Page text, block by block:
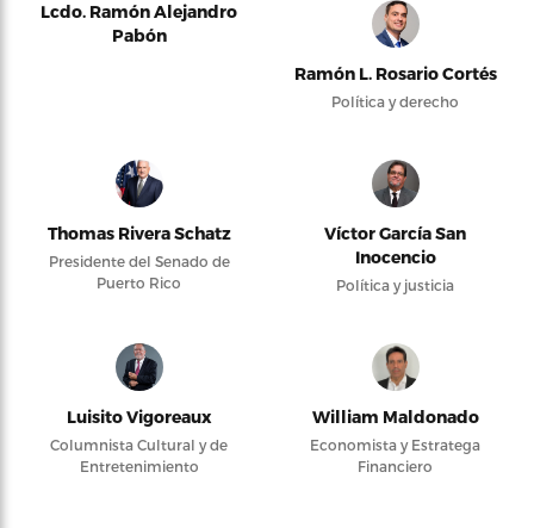
Lcdo. Ramón Alejandro
Pabón
Ramón L. Rosario Cortés
Política y derecho
Thomas Rivera Schatz
Presidente del Senado de
Puerto Rico
Víctor García San
Inocencio
Política y justicia
Luisito Vigoreaux
Columnista Cultural y de
Entretenimiento
William Maldonado
Economista y Estratega
Financiero